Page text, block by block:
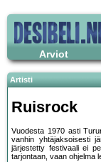
Arviot
Artisti
Ruisrock
Vuodesta 1970 asti
vanhin yhtäjaksoisesti
järjestetty festivaali ei
tarjontaan, vaan ohjelma